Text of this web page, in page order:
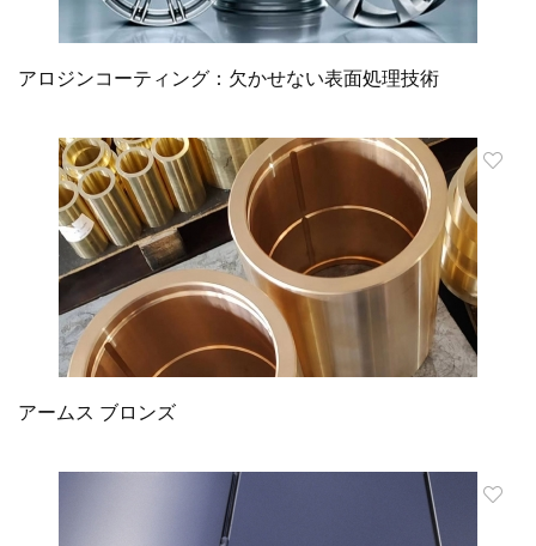
アロジンコーティング：欠かせない表面処理技術
アームス ブロンズ